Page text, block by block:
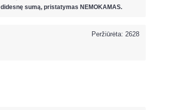
didesnę sumą, pristatymas NEMOKAMAS.
Peržiūrėta: 2628